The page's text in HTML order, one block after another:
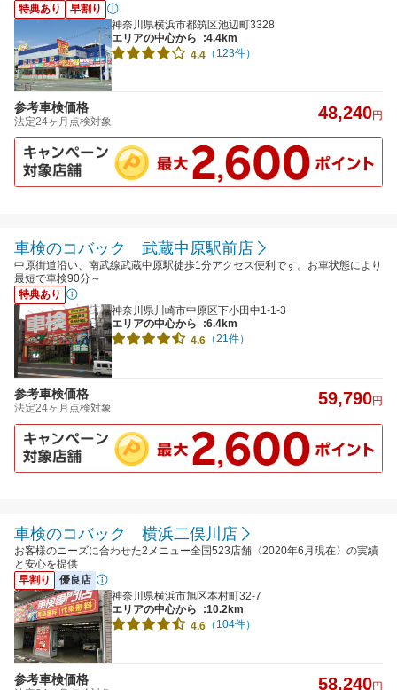
特典あり
早割り
神奈川県横浜市都筑区池辺町3328
エリアの中心から
:4.4km
4.4 （123件）
参考車検価格
法定24ヶ月点検対象 48,240円
車検のコバック 武蔵中原駅前店
中原街道沿い、南武線武蔵中原駅徒歩1分アクセス便利です。お車状態により
最短で車検90分～
特典あり
神奈川県川崎市中原区下小田中1-1-3
エリアの中心から
:6.4km
4.6 （21件）
参考車検価格
法定24ヶ月点検対象 59,790円
車検のコバック 横浜二俣川店
お客様のニーズに合わせた2メニュー全国523店舗〈2020年6月現在〉の実績
と安心を提供
早割り
優良店
神奈川県横浜市旭区本村町32-7
エリアの中心から
:10.2km
4.6 （104件）
参考車検価格 58,240円